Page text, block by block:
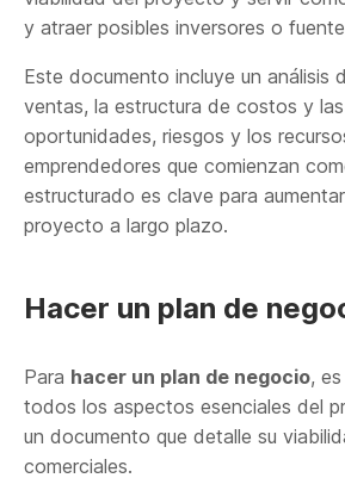
y atraer posibles inversores o
Este documento incluye un
ventas, la estructura de costos y
oportunidades, riesgos y los
emprendedores que comienzan
estructurado es clave para
proyecto a largo plazo.
Hacer un plan de
Para hacer un plan de negocio,
todos los aspectos esenciales del
un documento que detalle su
comerciales.